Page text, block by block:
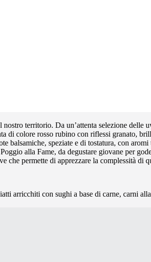
territorio. Da un’attenta selezione
di colore rosso rubino con riflessi granato,
balsamiche, speziate e di tostatura, con
alla Fame, da degustare giovane per
permette di apprezzare la complessità
arricchiti con sughi a base di carne, carni